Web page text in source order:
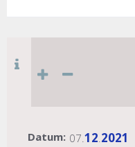
Datum: 07.12.2021